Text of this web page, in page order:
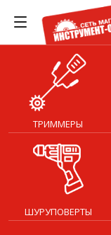
ТРИММЕРЫ
ШУРУПОВЕРТЫ